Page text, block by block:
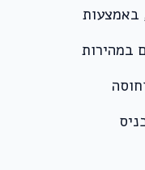
באמצעות
במהירות